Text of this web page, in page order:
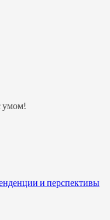
умом!
и перспективы